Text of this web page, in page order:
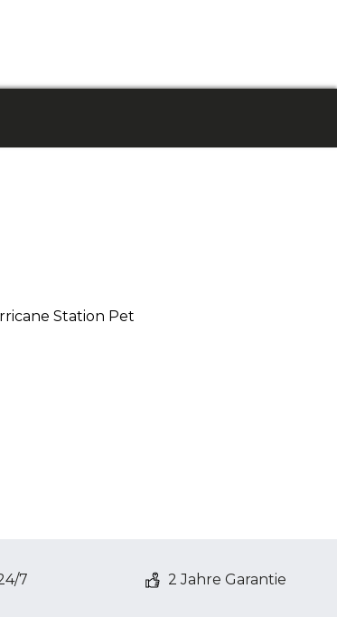
Station Pet
7 2 Jahre Garantie